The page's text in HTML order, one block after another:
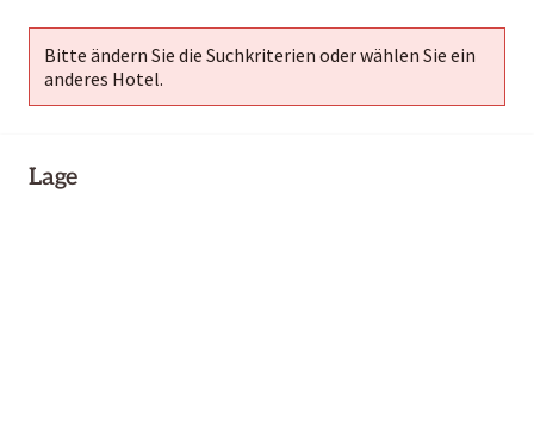
Bitte ändern Sie die Suchkriterien oder wählen Sie ein
anderes Hotel.
Lage